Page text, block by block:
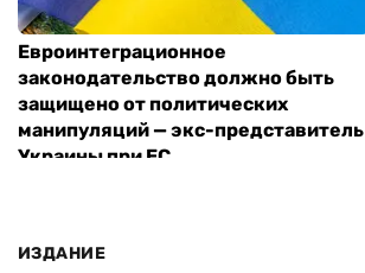
Евроинтеграционное
законодательство должно быть
защищено от политических
манипуляций — экс-представитель
Украины при ЕС
ИЗДАНИЕ